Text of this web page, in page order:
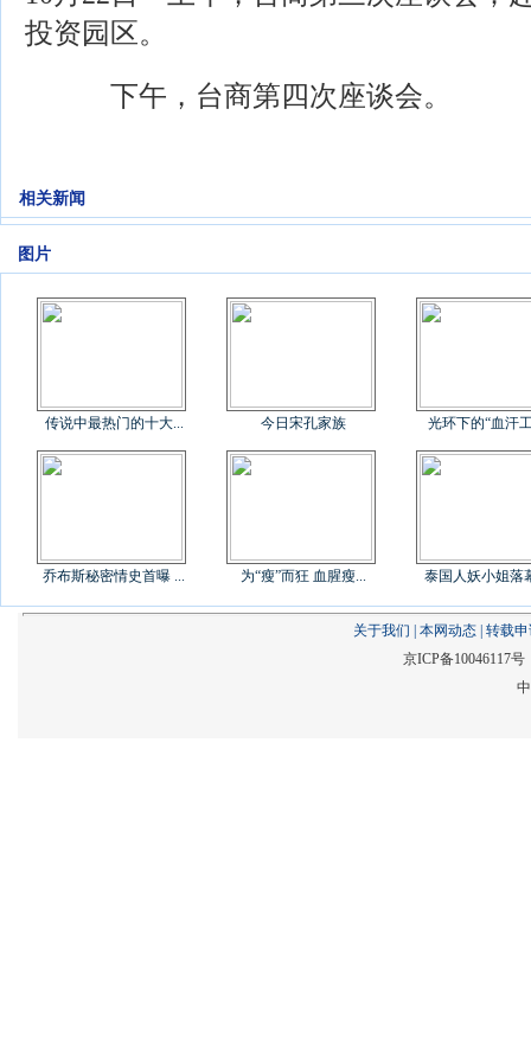
投资园区。
下午，台商第四次座谈会。
相关新闻
图片
传说中最热门的十大... 今日宋孔家族 光环下的“血汗
乔布斯秘密情史首曝 ... 为“瘦”而狂 血腥瘦... 泰国人妖小姐落
关于我们 本网动态 转载
京ICP备10046117